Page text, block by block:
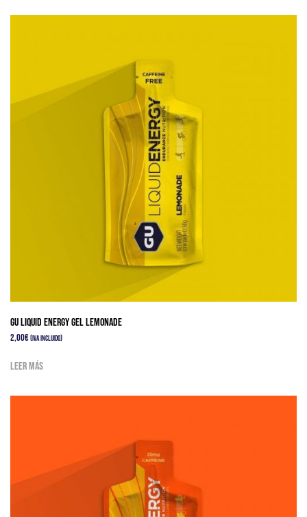
GU LIQUID ENERGY GEL LEMONADE
2,00€(IVA Incluido)
Leer más